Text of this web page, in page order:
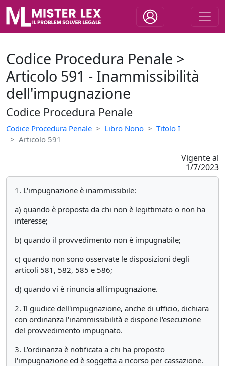
Codice Procedura Penale >
Articolo 591 - Inammissibilità
dell'impugnazione
Codice Procedura Penale
Codice Procedura Penale Libro Nono
Titolo I
Articolo 591
Vigente al
1/7/2023
1. L'impugnazione è inammissibile:
a) quando è proposta da chi non è legittimato o non ha
interesse;
b) quando il provvedimento non è impugnabile;
c) quando non sono osservate le disposizioni degli
articoli 581, 582, 585 e 586;
d) quando vi è rinuncia all'impugnazione.
2. Il giudice dell'impugnazione, anche di ufficio, dichiara
con ordinanza l'inammissibilità e dispone l'esecuzione
del provvedimento impugnato.
3. L'ordinanza è notificata a chi ha proposto
l'impugnazione ed è soggetta a ricorso per cassazione.